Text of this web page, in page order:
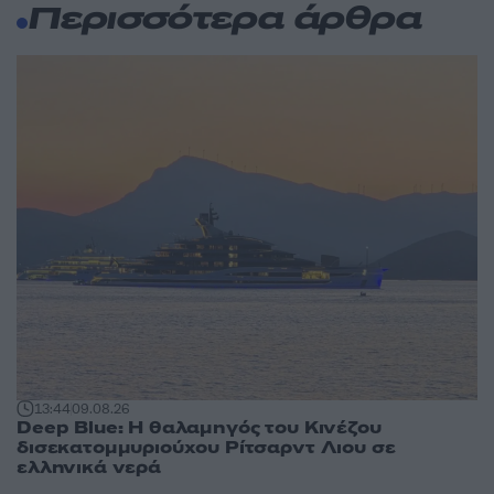
Περισσότερα άρθρα
13:4409.08.26
Deep Blue: Η θαλαμηγός του Κινέζου
δισεκατομμυριούχου Ρίτσαρντ Λιου σε
ελληνικά νερά